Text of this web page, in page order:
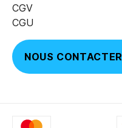
CGV
CGU
NOUS CONTACTER